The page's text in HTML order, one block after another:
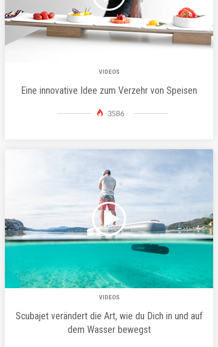
VIDEOS
Eine innovative Idee zum Verzehr von Speisen
3586
VIDEOS
Scubajet verändert die Art, wie du Dich in und auf
dem Wasser bewegst